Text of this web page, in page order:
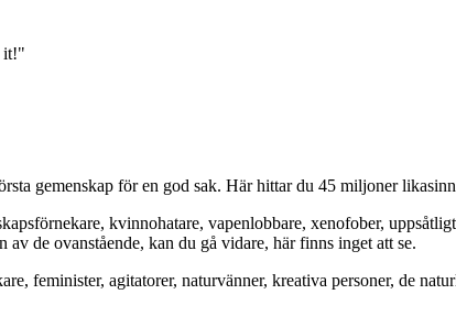
it!"
gemenskap för en god sak. Här hittar du 45 miljoner
kvinnohatare, vapenlobbare, xenofober,
de ovanstående, kan du gå vidare, här finns inget att se.
feminister, agitatorer, naturvänner, kreativa personer, de